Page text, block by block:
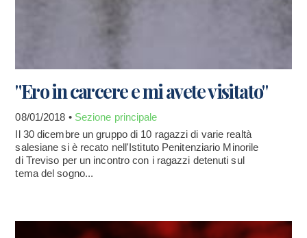
"Ero in carcere e mi avete visitato"
08/01/2018 • Sezione principale
Il 30 dicembre un gruppo di 10 ragazzi di varie realtà
salesiane si è recato nell'Istituto Penitenziario Minorile
di Treviso per un incontro con i ragazzi detenuti sul
tema del sogno...